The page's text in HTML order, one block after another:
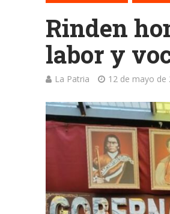
Rinden
labor y
La Patria 12 de mayo de